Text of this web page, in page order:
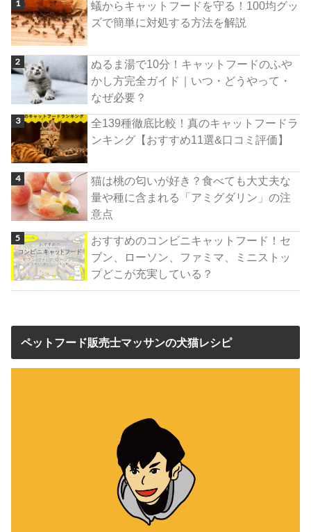
蟻からキャットフードを守る！100均グッ
ズで簡単に対処する方法を解説
ぬるま湯で10分！キャットフードのふや
かし方完全ガイド｜いつ・どうやって・
なぜ必要？
全139種徹底比較！真のキャットフードラ
ンキング【おすすめ11選&口コミ評価】
猫は桃の匂いが好き？食べても大丈夫な
量や種に含まれる「アミグダリン」の注
意点
おすすめのコンビニキャットフード！セ
ブン、ローソン、ファミマ、ミニストッ
プどこが充実している？
ペットフード販売士マッサンの犬猫レシピ